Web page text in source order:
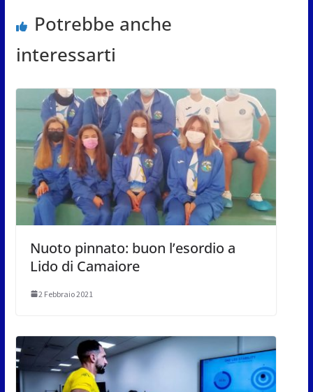
Potrebbe anche
interessarti
Nuoto pinnato: buon l’esordio a
Lido di Camaiore
2 Febbraio 2021